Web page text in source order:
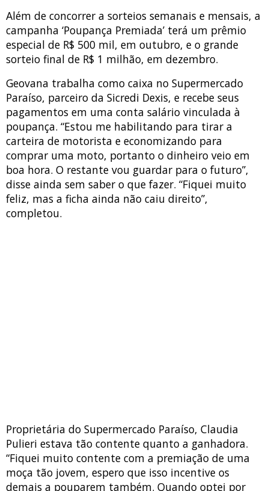
Além de concorrer a sorteios semanais e mensais, a
campanha ‘Poupança Premiada’ terá um prêmio
especial de R$ 500 mil, em outubro, e o grande
sorteio final de R$ 1 milhão, em dezembro.
Geovana trabalha como caixa no Supermercado
Paraíso, parceiro da Sicredi Dexis, e recebe seus
pagamentos em uma conta salário vinculada à
poupança. “Estou me habilitando para tirar a
carteira de motorista e economizando para
comprar uma moto, portanto o dinheiro veio em
boa hora. O restante vou guardar para o futuro”,
disse ainda sem saber o que fazer. “Fiquei muito
feliz, mas a ficha ainda não caiu direito”,
completou.
Proprietária do Supermercado Paraíso, Claudia
Pulieri estava tão contente quanto a ganhadora.
“Fiquei muito contente com a premiação de uma
moça tão jovem, espero que isso incentive os
demais a pouparem também. Quando optei por